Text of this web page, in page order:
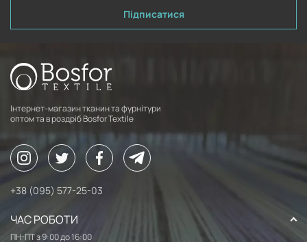
Підписатися
Інтернет-магазин тканин та фурнітури
оптом та в роздріб Bosfor Textile
+38 (095) 577-25-03
ЧАС РОБОТИ
ПН-ПТ з 9:00 до 16:00